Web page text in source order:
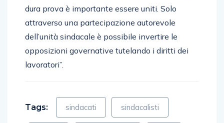
dura prova è importante essere uniti. Solo
attraverso una partecipazione autorevole
dell’unità sindacale è possibile invertire le
opposizioni governative tutelando i diritti dei
lavoratori”.
Tags: sindacati sindacalisti